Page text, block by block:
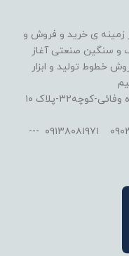
اورجینال فعالیت خود را از سال 1392 در زمینه ی خرید و فروش و
و سنگین صنعتی آغاز
خطوط تولید و ابزار
نشانی:اصفهان-خیابان کاشانی-بعد ازچهارراه وفائی-کوچه۳۲-پلاک ۱۰
شماره تماس:۰۹۱۳۲۲۹۸۰۹۱ --- ۰۹۰۳۸۷۳۱۱۸۴ ۰۹۱۳۸۰۸۱۹۷۱ ---